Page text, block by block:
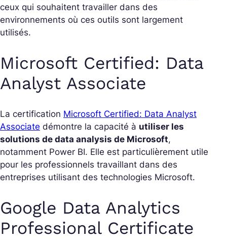
ceux qui souhaitent travailler dans des
environnements où ces outils sont largement
utilisés.
Microsoft Certified: Data
Analyst Associate
La certification Microsoft Certified: Data Analyst
Associate démontre la capacité à utiliser les
solutions de data analysis de Microsoft,
notamment Power BI. Elle est particulièrement utile
pour les professionnels travaillant dans des
entreprises utilisant des technologies Microsoft.
Google Data Analytics
Professional Certificate